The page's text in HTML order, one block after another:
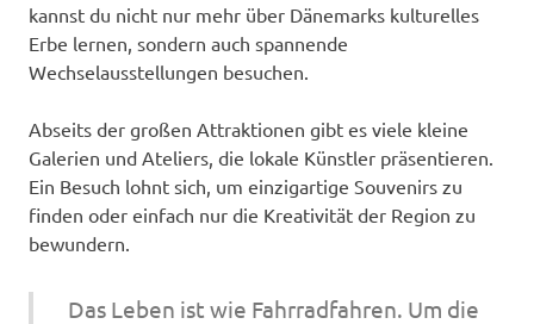
kannst du nicht nur mehr über Dänemarks kulturelles
Erbe lernen, sondern auch spannende
Wechselausstellungen besuchen.
Abseits der großen Attraktionen gibt es viele kleine
Galerien und Ateliers, die lokale Künstler präsentieren.
Ein Besuch lohnt sich, um einzigartige Souvenirs zu
finden oder einfach nur die Kreativität der Region zu
bewundern.
Das Leben ist wie Fahrradfahren. Um die